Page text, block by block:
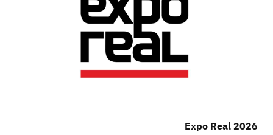
Expo Real 2026